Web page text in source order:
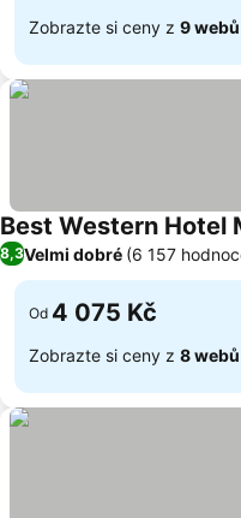
Zobrazte si ceny z 9 webů
Best Western Hotel
8,3Velmi dobré (6 157
Od 4 075 Kč
Zobrazte si ceny z 8 webů